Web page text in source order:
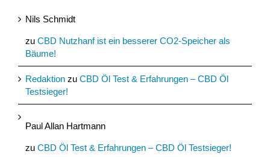
Nils Schmidt
zu CBD Nutzhanf ist ein besserer CO2-Speicher als
Bäume!
Redaktion zu CBD Öl Test & Erfahrungen – CBD Öl
Testsieger!
Paul Allan Hartmann
zu CBD Öl Test & Erfahrungen – CBD Öl Testsieger!